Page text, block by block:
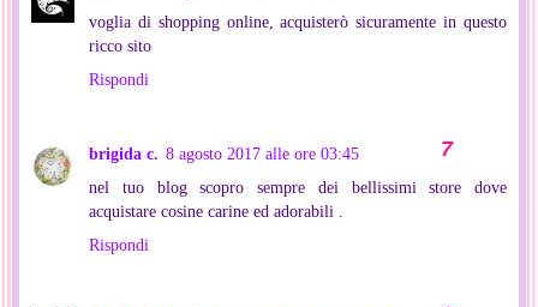
voglia di shopping online, acquisterò sicuramente in questo
ricco sito
Rispondi
brigida c. 8 agosto 2017 alle ore 03:45
nel tuo blog scopro sempre dei bellissimi store dove
acquistare cosine carine ed adorabili .
Rispondi